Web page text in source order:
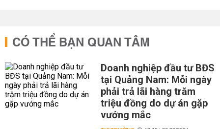
CÓ THỂ BẠN QUAN TÂM
Doanh nghiệp đầu tư BĐS
tại Quảng Nam: Mỗi ngày
phải trả lãi hàng trăm
triệu đồng do dự án gặp
vướng mắc